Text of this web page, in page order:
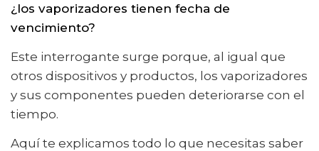
¿los vaporizadores tienen fecha de
vencimiento?
Este interrogante surge porque, al igual que
otros dispositivos y productos, los vaporizadores
y sus componentes pueden deteriorarse con el
tiempo.
Aquí te explicamos todo lo que necesitas saber